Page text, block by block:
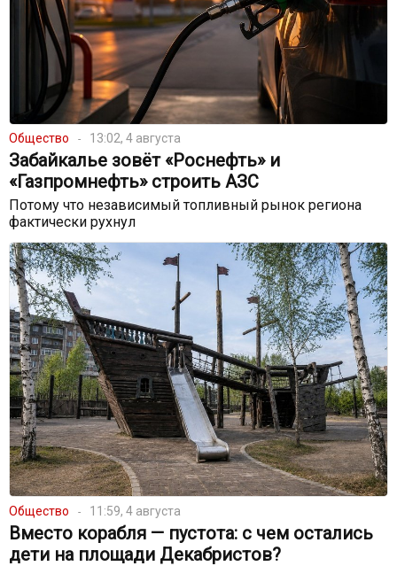
Общество 13:02, 4 августа
Забайкалье зовёт «Роснефть» и
«Газпромнефть» строить АЗС
Потому что независимый топливный рынок региона
фактически рухнул
Общество 11:59, 4 августа
Вместо корабля — пустота: с чем остались
дети на площади Декабристов?